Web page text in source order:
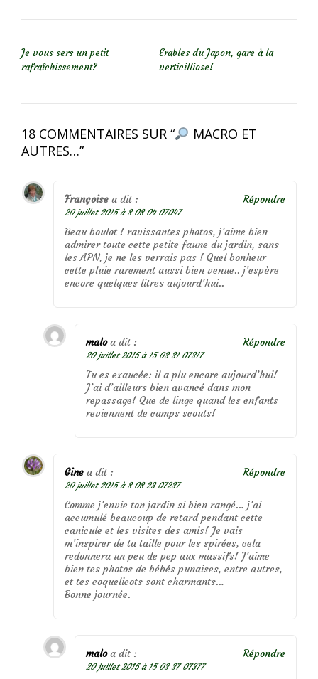
Je vous sers un petit
rafraîchissement?
Erables du Japon, gare à la
verticilliose!
18 COMMENTAIRES SUR “
MACRO ET
AUTRES…”
Françoise a dit :
20 juillet 2015 à 8 08 04 07047
Beau boulot ! ravissantes photos, j’aime bien
admirer toute cette petite faune du jardin, sans
les APN, je ne les verrais pas ! Quel bonheur
cette pluie rarement aussi bien venue.. j’espère
encore quelques litres aujourd’hui..
Répondre
malo a dit :
20 juillet 2015 à 15 03 31 07317
Tu es exaucée: il a plu encore aujourd’hui!
J’ai d’ailleurs bien avancé dans mon
repassage! Que de linge quand les enfants
reviennent de camps scouts!
Répondre
Gine a dit :
20 juillet 2015 à 8 08 23 07237
Comme j’envie ton jardin si bien rangé… j’ai
accumulé beaucoup de retard pendant cette
canicule et les visites des amis! Je vais
m’inspirer de ta taille pour les spirées, cela
redonnera un peu de pep aux massifs! J’aime
bien tes photos de bébés punaises, entre autres,
et tes coquelicots sont charmants…
Bonne journée.
Répondre
malo a dit :
20 juillet 2015 à 15 03 37 07377
Répondre